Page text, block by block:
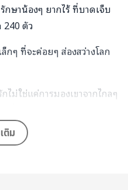
กษาน้องๆ ยากไร้ ที่บาดเจ็บ
ตัว
ๆ ที่จะค่อยๆ ส่องสว่างโลก
ไม่ใช่แค่การมองเขาจากไกลๆ
ของ
ติม